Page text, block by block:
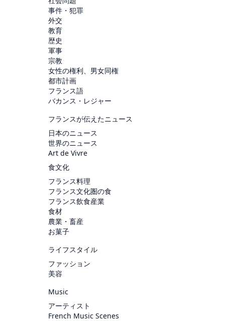
事件・犯罪
外交
教育
歴史
軍事
宗教
女性の権利、男女同権
都市計画
フランス語
バカンス・レジャー
フランスが伝えたニュース
日本のニュース
世界のニュース
Art de Vivre
食文化
フランス料理
フランス文化圏の食
フランス飲食産業
食材
農業・畜産
お菓子
ライフスタイル
ファッション
美容
Music
アーティスト
French Music Scenes